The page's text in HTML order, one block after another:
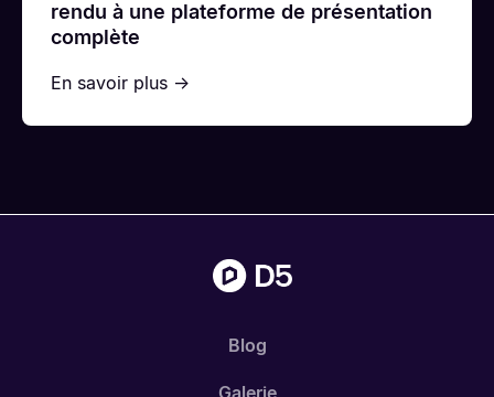
rendu à une plateforme de présentation
complète
En savoir plus →
Blog
Galerie